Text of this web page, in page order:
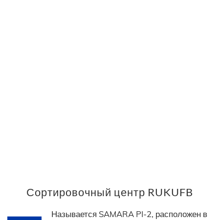
Сортировочный центр RUKUFB
Называется SAMARA PI-2, расположен в